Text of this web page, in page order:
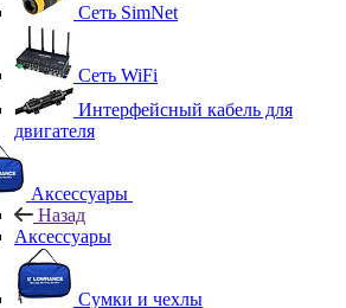
Сеть SimNet
Сеть WiFi
Интерфейсный кабель для
двигателя
Аксессуары
Назад
Аксессуары
Сумки и чехлы